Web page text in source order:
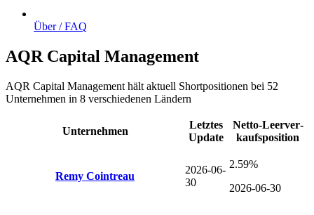
Über / FAQ
AQR Capital Management
AQR Capital Management hält aktuell Shortpositionen bei 52
Unternehmen in 8 verschiedenen Ländern
Unternehmen
Letztes
Update
Netto-Leer­ver­
kaufsposition
Remy Cointreau
2026-06-
30
2.59%
2026-06-30